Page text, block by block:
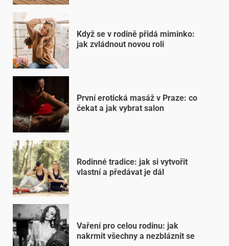
Když se v rodině přidá miminko:
jak zvládnout novou roli
První erotická masáž v Praze: co
čekat a jak vybrat salon
Rodinné tradice: jak si vytvořit
vlastní a předávat je dál
Vaření pro celou rodinu: jak
nakrmit všechny a nezbláznit se